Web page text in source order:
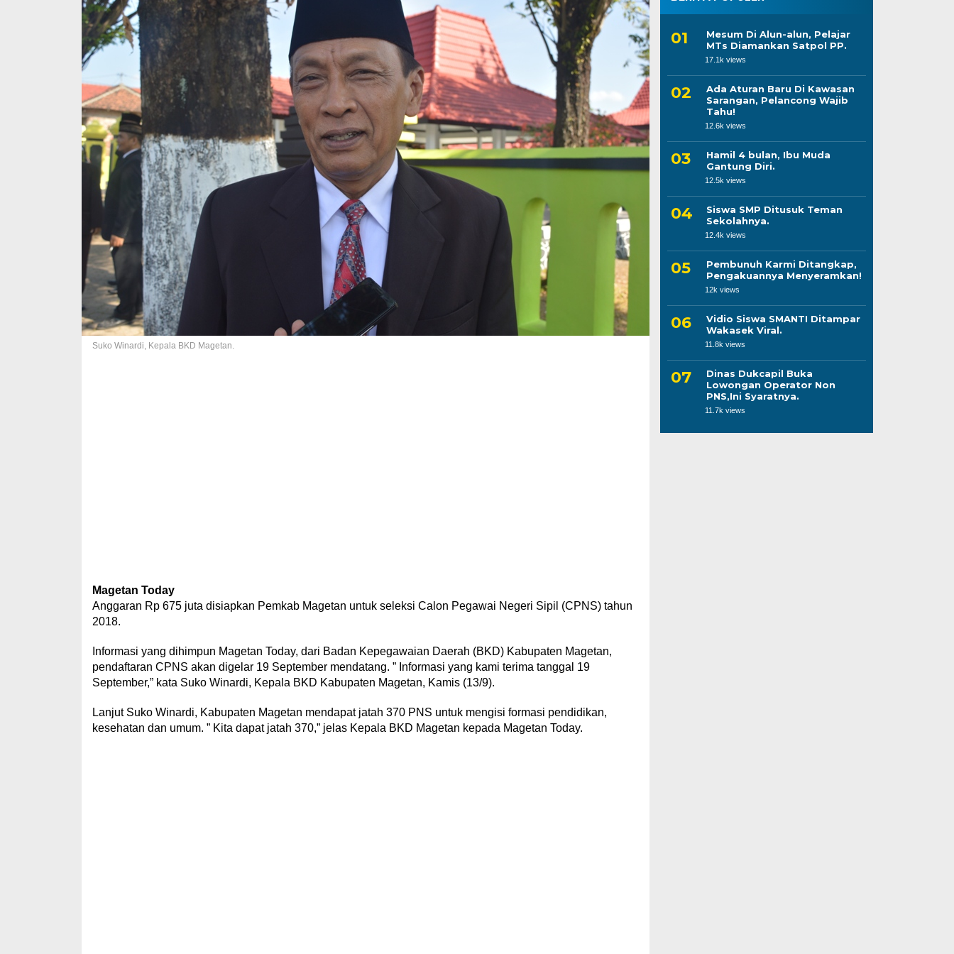
Suko Winardi, Kepala BKD Magetan.
Magetan Today
Anggaran Rp 675 juta disiapkan Pemkab Magetan untuk seleksi Calon Pegawai Negeri Sipil (CPNS) tahun
2018.
Informasi yang dihimpun Magetan Today, dari Badan Kepegawaian Daerah (BKD) Kabupaten Magetan,
pendaftaran CPNS akan digelar 19 September mendatang. ” Informasi yang kami terima tanggal 19
September,” kata Suko Winardi, Kepala BKD Kabupaten Magetan, Kamis (13/9).
Lanjut Suko Winardi, Kabupaten Magetan mendapat jatah 370 PNS untuk mengisi formasi pendidikan,
kesehatan dan umum. ” Kita dapat jatah 370,” jelas Kepala BKD Magetan kepada Magetan Today.
Mesum Di Alun-alun, Pelajar
MTs Diamankan Satpol PP.
17.1k views
Ada Aturan Baru Di Kawasan
Sarangan, Pelancong Wajib
Tahu!
12.6k views
Hamil 4 bulan, Ibu Muda
Gantung Diri.
12.5k views
Siswa SMP Ditusuk Teman
Sekolahnya.
12.4k views
Pembunuh Karmi Ditangkap,
Pengakuannya Menyeramkan!
12k views
Vidio Siswa SMANTI Ditampar
Wakasek Viral.
11.8k views
Dinas Dukcapil Buka
Lowongan Operator Non
PNS,Ini Syaratnya.
11.7k views